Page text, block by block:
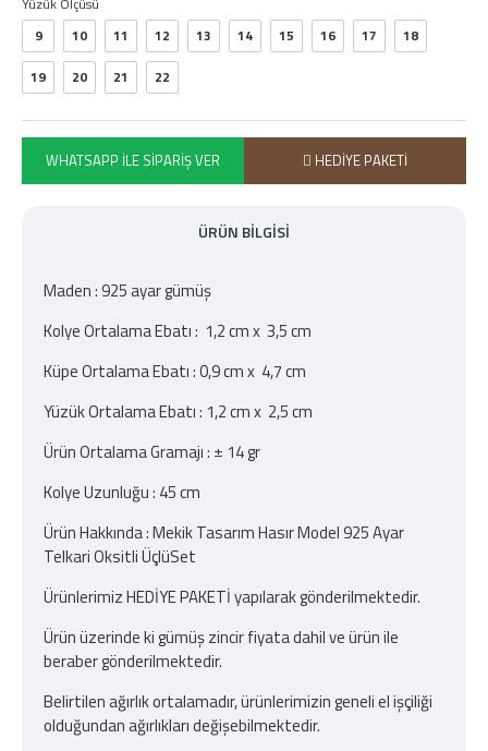
9
10 11 12 13 14 15 16 17
18
19
20 21 22
WHATSAPP İLE SIPARIŞ VER HEDIYE PAKETI
ÜRÜN BILGISI
Maden : 925 ayar gümüş
Kolye Ortalama Ebatı : 1,2 cm x 3,5 cm
Küpe Ortalama Ebatı : 0,9 cm x 4,7 cm
Yüzük Ortalama Ebatı : 1,2 cm x 2,5 cm
Ürün Ortalama Gramajı : ± 14 gr
Kolye Uzunluğu : 45 cm
Ürün Hakkında : Mekik Tasarım Hasır Model 925 Ayar
Telkari Oksitli ÜçlüSet
Ürünlerimiz HEDİYE PAKETİ yapılarak gönderilmektedir.
Ürün üzerinde ki gümüş zincir fiyata dahil ve ürün ile
beraber gönderilmektedir.
Belirtilen ağırlık ortalamadır, ürünlerimizin geneli el işçiliği
olduğundan ağırlıkları değişebilmektedir.